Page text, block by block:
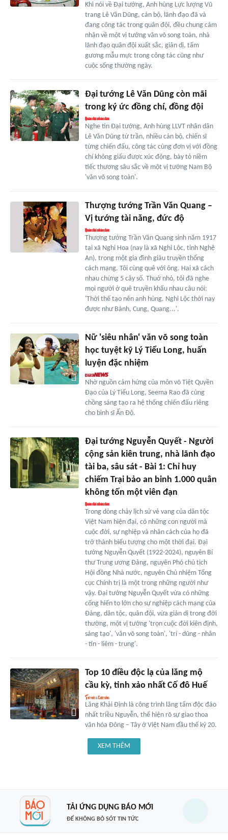
Khi nói về Đại tướng, Anh hùng Lực lượng Vũ
trang Lê Văn Dũng, cán bộ, lãnh đạo đã và
đang công tác trong quân đội, đều chung cảm
nhận về một vị tướng văn võ song toàn, nhà
lãnh đạo quân đội xuất sắc, giản dị, tấm
gương mẫu mực trong công tác cũng như
cuộc sống thường ngày.
Đại tướng Lê Văn Dũng còn mãi
trong ký ức đồng chí, đồng đội
Nghe tin Đại tướng, Anh hùng LLVT nhân dân
Lê Văn Dũng từ trần, nhiều cán bộ, chiến sĩ
từng chiến đấu, công tác cùng đơn vị với đồng
chí không giấu được xúc động, bày tỏ niềm
tiếc thương sâu sắc về một vị tướng Nam Bộ
'văn võ song toàn'.
Thượng tướng Trần Văn Quang –
Vị tướng tài năng, đức độ
Thượng tướng Trần Văn Quang sinh năm 1917
tại xã Nghi Hoa (nay là xã Nghi Lộc, tỉnh Nghệ
An), trong một gia đình giàu truyền thống
cách mạng. Tôi cùng quê với ông. Hai xã cách
nhau chừng 5 cây số. Thuở nhỏ, tôi đã nghe
mọi người ở quê truyền khẩu nhau câu nói:
'Thời thế tạo nên anh hùng. Nghi Lộc thời nay
được như Bành, Cung, Quang...'.
Nữ 'siêu nhân' văn võ song toàn
học tuyệt kỹ Lý Tiểu Long, huấn
luyện đặc nhiệm
Nhờ nguồn cảm hứng của môn võ Tiệt Quyền
Đạo của Lý Tiểu Long, Seema Rao đã cùng
chồng sáng tạo ra hệ thống chiến đấu riêng
cho binh sĩ Ấn Độ.
Đại tướng Nguyễn Quyết - Người
cộng sản kiên trung, nhà lãnh đạo
tài ba, sâu sát - Bài 1: Chỉ huy
chiếm Trại bảo an binh 1.000 quân
không tốn một viên đạn
Trong dòng chảy lịch sử vẻ vang của dân tộc
Việt Nam hiện đại, có những con người mà
cuộc đời, sự nghiệp và nhân cách của họ đã
trở thành biểu tượng cho một thời đại. Đại
tướng Nguyễn Quyết (1922-2024), nguyên Bí
thư Trung ương Đảng, nguyên Phó chủ tịch
Hội đồng Nhà nước, nguyên Chủ nhiệm Tổng
cục Chính trị là một trong những người như
vậy. Đại tướng Nguyễn Quyết vừa có những
cống hiến to lớn cho sự nghiệp cách mạng của
Đảng, dân tộc, quân đội, vừa giản dị trong đời
thường, một vị tướng 'trọn cuộc đời kiên định,
sáng tạo', 'văn võ song toàn', 'trí - dũng - nhân
- tín - liêm - trung'.
Top 10 điều độc lạ của lăng mộ
cầu kỳ, tinh xảo nhất Cố đô Huế
Lăng Khải Định là công trình lăng tẩm độc đáo
nhất triều Nguyễn, thể hiện rõ sự giao thoa
văn hóa Đông – Tây ở Việt Nam đầu thế kỷ 20.
XEM THÊM
TẢI ỨNG DỤNG BÁO MỚI
ĐỂ KHÔNG BỎ SÓT TIN TỨC